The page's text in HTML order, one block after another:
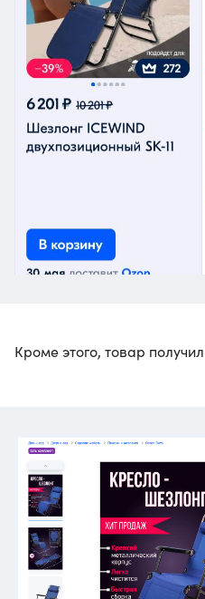
Кроме этого, товар